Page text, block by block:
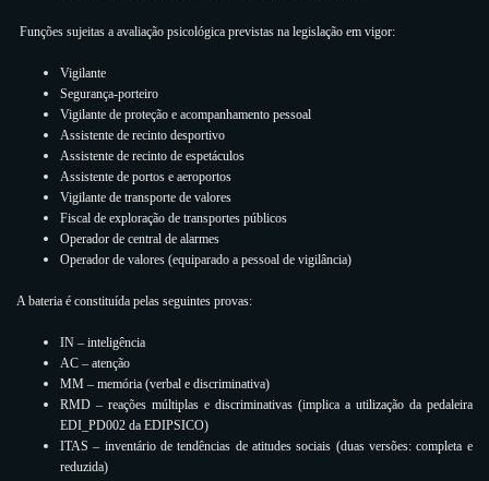
Funções sujeitas a avaliação psicológica previstas na legislação em vigor:
Vigilante
Segurança-porteiro
Vigilante de proteção e acompanhamento pessoal
Assistente de recinto desportivo
Assistente de recinto de espetáculos
Assistente de portos e aeroportos
Vigilante de transporte de valores
Fiscal de exploração de transportes públicos
Operador de central de alarmes
Operador de valores (equiparado a pessoal de vigilância)
A bateria é constituída pelas seguintes provas:
IN – inteligência
AC – atenção
MM – memória (verbal e discriminativa)
RMD – reações múltiplas e discriminativas (implica a utilização da pedaleira
EDI_PD002 da EDIPSICO)
ITAS – inventário de tendências de atitudes sociais (duas versões: completa e
reduzida)